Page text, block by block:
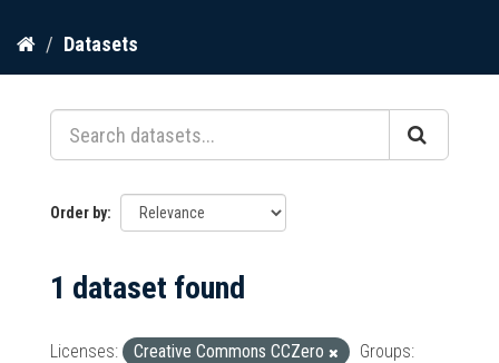
Skip
content
Datasets
Order by
1 dataset found
Licenses: Creative Commons CCZero
Groups: